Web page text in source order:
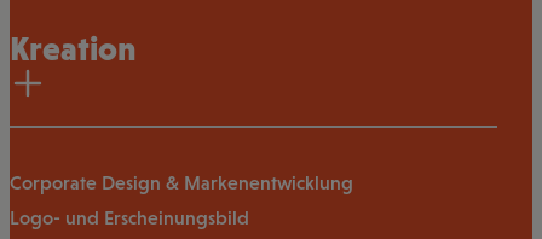
Kreation
Corporate Design & Markenentwicklung
Logo- und Erscheinungsbild